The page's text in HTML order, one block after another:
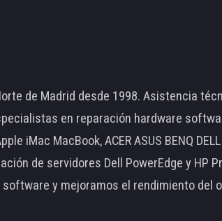
de Madrid desde 1998. Asistencia
en reparación hardware
MacBook, ACER ASUS BENQ DELL
de servidores Dell PowerEdge y HP
y mejoramos el rendimiento del